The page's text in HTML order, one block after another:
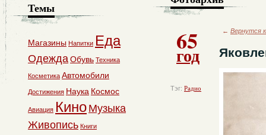
65
год
Тэг: Радио
← Вернутся
Темы
Магазины Напитки Еда
ОдеждаОбувь Техника
Косметика Автомобили
Достижения Наука Космос
Авиация Кино Музыка
Живопись Книги